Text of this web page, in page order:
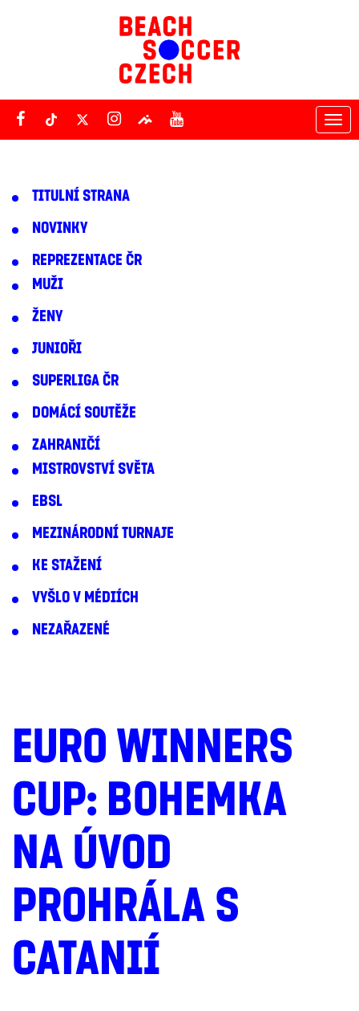
TITULNÍ STRANA
NOVINKY
REPREZENTACE ČR
MUŽI
ŽENY
JUNIOŘI
SUPERLIGA ČR
DOMÁCÍ SOUTĚŽE
ZAHRANIČÍ
MISTROVSTVÍ SVĚTA
EBSL
MEZINÁRODNÍ TURNAJE
KE STAŽENÍ
VYŠLO V MÉDIÍCH
NEZAŘAZENÉ
EURO WINNERS
CUP: BOHEMKA
NA ÚVOD
PROHRÁLA S
CATANIÍ